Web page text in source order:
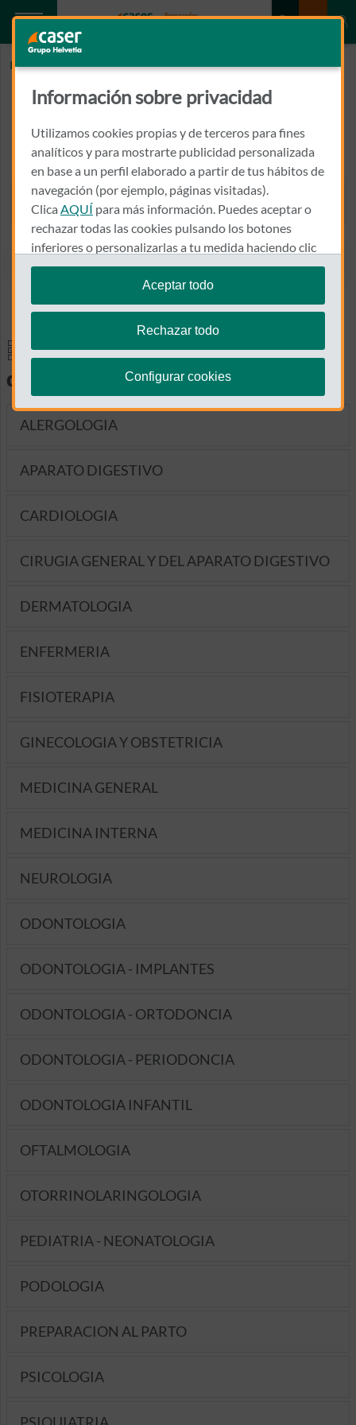
Inicio CLINICA TECMA
CLINICA TECMA
46185 - POBLA DE VALLBONA, LA
962 760 178
Llamar a CLINICA TECMA
Ver el mapa en Google Maps
Especialidades y pruebas
diagnósticas
ALERGOLOGIA
APARATO DIGESTIVO
CARDIOLOGIA
CIRUGIA GENERAL Y DEL APARATO DIGESTIVO
DERMATOLOGIA
ENFERMERIA
FISIOTERAPIA
GINECOLOGIA Y OBSTETRICIA
MEDICINA GENERAL
MEDICINA INTERNA
NEUROLOGIA
ODONTOLOGIA
ODONTOLOGIA - IMPLANTES
ODONTOLOGIA - ORTODONCIA
ODONTOLOGIA - PERIODONCIA
ODONTOLOGIA INFANTIL
OFTALMOLOGIA
OTORRINOLARINGOLOGIA
PEDIATRIA - NEONATOLOGIA
PODOLOGIA
PREPARACION AL PARTO
PSICOLOGIA
Información sobre privacidad
Utilizamos cookies propias y de terceros para fines
analíticos y para mostrarte publicidad personalizada
en base a un perfil elaborado a partir de tus hábitos de
navegación (por ejemplo, páginas visitadas).
Clica AQUÍ para más información. Puedes aceptar o
rechazar todas las cookies pulsando los botones
inferiores o personalizarlas a tu medida haciendo clic
en"configurar cookies".
Te recordamos que puedes modificar tus ajustes de
cookies en cualquier momento en la sección
Aceptar todo
Rechazar todo
Configurar cookies